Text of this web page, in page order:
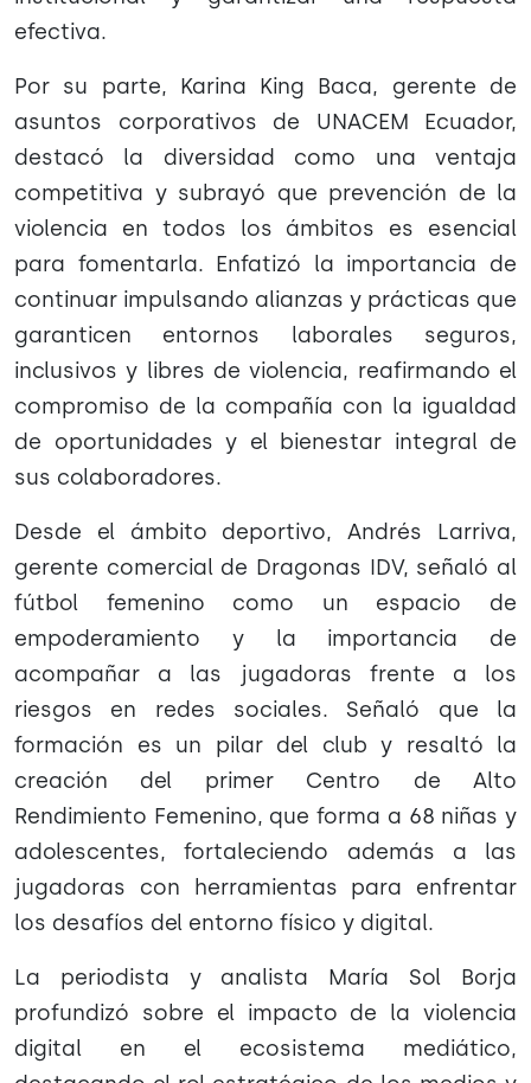
efectiva.
Por su parte, Karina King Baca, gerente de
asuntos corporativos de UNACEM Ecuador,
destacó la diversidad como una ventaja
competitiva y subrayó que prevención de la
violencia en todos los ámbitos es esencial
para fomentarla. Enfatizó la importancia de
continuar impulsando alianzas y prácticas que
garanticen entornos laborales seguros,
inclusivos y libres de violencia, reafirmando el
compromiso de la compañía con la igualdad
de oportunidades y el bienestar integral de
sus colaboradores.
Desde el ámbito deportivo, Andrés Larriva,
gerente comercial de Dragonas IDV, señaló al
fútbol femenino como un espacio de
empoderamiento y la importancia de
acompañar a las jugadoras frente a los
riesgos en redes sociales. Señaló que la
formación es un pilar del club y resaltó la
creación del primer Centro de Alto
Rendimiento Femenino, que forma a 68 niñas y
adolescentes, fortaleciendo además a las
jugadoras con herramientas para enfrentar
los desafíos del entorno físico y digital.
La periodista y analista María Sol Borja
profundizó sobre el impacto de la violencia
digital en el ecosistema mediático,